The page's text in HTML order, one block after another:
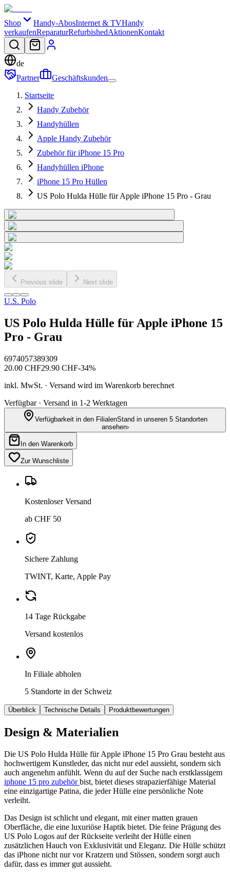
Shop Handy-AbosInternet & TVHandy
verkaufenReparaturRefurbishedAktionenKontakt
de
Partner
Geschäftskunden
Startseite
Handy Zubehör
Handyhüllen
Apple Handy Zubehör
Zubehör für iPhone 15 Pro
Handyhüllen iPhone
iPhone 15 Pro Hüllen
US Polo Hulda Hülle für Apple iPhone 15 Pro - Grau
Previous slide Next slide
U.S. Polo
US Polo Hulda Hülle für Apple iPhone 15
Pro - Grau
6974057389309
20.00 CHF29.90 CHF-34%
inkl. MwSt. · Versand wird im Warenkorb berechnet
Verfügbar · Versand in 1-2 Werktagen
Verfügbarkeit in den FilialenStand in unseren 5 Standorten
ansehen›
In den Warenkorb
Zur Wunschliste
Kostenloser Versand
ab CHF 50
Sichere Zahlung
TWINT, Karte, Apple Pay
14 Tage Rückgabe
Versand kostenlos
In Filiale abholen
5 Standorte in der Schweiz
Überblick Technische Details Produktbewertungen
Design & Materialien
Die US Polo Hulda Hülle für Apple iPhone 15 Pro Grau besteht aus
hochwertigem Kunstleder, das nicht nur edel aussieht, sondern sich
auch angenehm anfühlt. Wenn du auf der Suche nach erstklassigem
iphone 15 pro zubehör bist, bietet dieses strapazierfähige Material
eine einzigartige Patina, die jeder Hülle eine persönliche Note
verleiht.
Das Design ist schlicht und elegant, mit einer matten grauen
Oberfläche, die eine luxuriöse Haptik bietet. Die feine Prägung des
US Polo Logos auf der Rückseite verleiht der Hülle einen
zusätzlichen Hauch von Exklusivität und Eleganz. Die Hülle schützt
das iPhone nicht nur vor Kratzern und Stössen, sondern sorgt auch
dafür, dass es immer gut aussieht.